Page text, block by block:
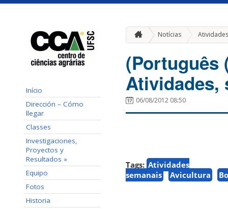
Início
Dirección – Cómo
llegar
Classes
Investigaciones,
Proyectos y
Resultados »
Equipo
Fotos
Historia
Notícias
(Português
Atividades,
06/08/2012 08:50
Tags: Atividades
semanais
Avicultura